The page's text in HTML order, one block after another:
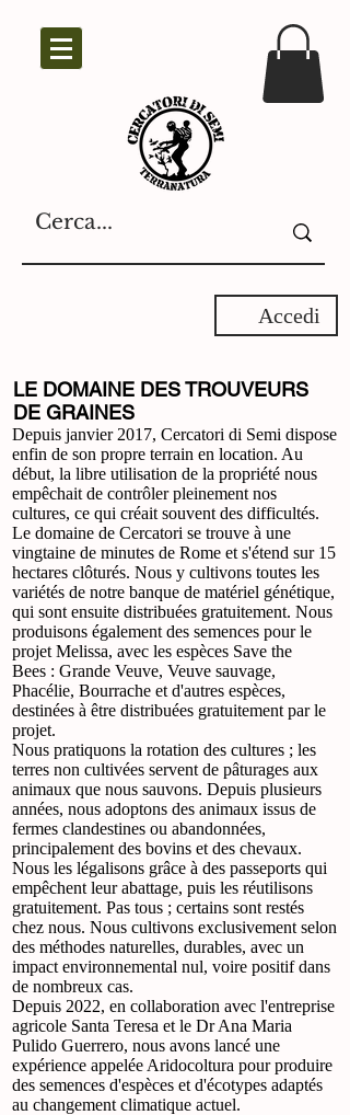
Accedi
LE DOMAINE DES TROUVEURS
DE GRAINES
Depuis janvier 2017, Cercatori di Semi dispose
enfin de son propre terrain en location. Au
début, la libre utilisation de la propriété nous
empêchait de contrôler pleinement nos
cultures, ce qui créait souvent des difficultés.
Le domaine de Cercatori se trouve à une
vingtaine de minutes de Rome et s'étend sur 15
hectares clôturés. Nous y cultivons toutes les
variétés de notre banque de matériel génétique,
qui sont ensuite distribuées gratuitement. Nous
produisons également des semences pour le
projet Melissa, avec les espèces Save the
Bees : Grande Veuve, Veuve sauvage,
Phacélie, Bourrache et d'autres espèces,
destinées à être distribuées gratuitement par le
projet.
Nous pratiquons la rotation des cultures ; les
terres non cultivées servent de pâturages aux
animaux que nous sauvons. Depuis plusieurs
années, nous adoptons des animaux issus de
fermes clandestines ou abandonnées,
principalement des bovins et des chevaux.
Nous les légalisons grâce à des passeports qui
empêchent leur abattage, puis les réutilisons
gratuitement. Pas tous ; certains sont restés
chez nous. Nous cultivons exclusivement selon
des méthodes naturelles, durables, avec un
impact environnemental nul, voire positif dans
de nombreux cas.
Depuis 2022, en collaboration avec l'entreprise
agricole Santa Teresa et le Dr Ana Maria
Pulido Guerrero, nous avons lancé une
expérience appelée Aridocoltura pour produire
des semences d'espèces et d'écotypes adaptés
au changement climatique actuel.